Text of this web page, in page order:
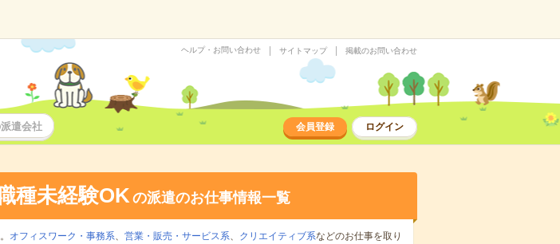
ヘルプ・お問い合わせ サイトマップ 掲載のお問い合わせ
遣会社 会員登録 ログイン
種未経験OKの派遣のお仕事情報一覧
オフィスワーク・事務系、 営業・販売・サービス系、 クリエイティブ系などのお仕事を取り